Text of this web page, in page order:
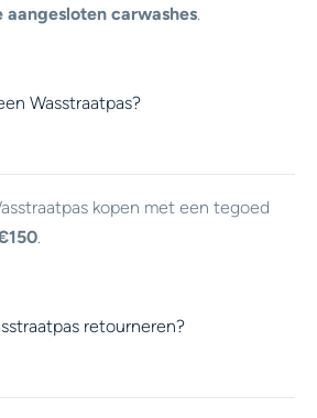
aangesloten carwashes
Wasstraatpas?
kopen met een tegoed
retourneren?